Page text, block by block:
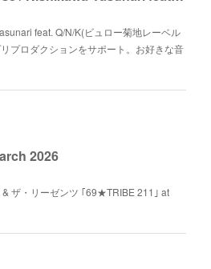
feat. Q/N/K(ビュロー菊地レーベル
プロダクションをサポート。お好きな音
2026
ザ・リーゼンツ ｢69★TRIBE 211｣ at